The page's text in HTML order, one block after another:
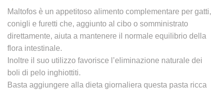
Maltofos è un appetitoso alimento complementare per gatti,
conigli e furetti che, aggiunto al cibo o somministrato
direttamente, aiuta a mantenere il normale equilibrio della
flora intestinale.
Inoltre il suo utilizzo favorisce l’eliminazione naturale dei
boli di pelo inghiottiti.
Basta aggiungere alla dieta giornaliera questa pasta ricca